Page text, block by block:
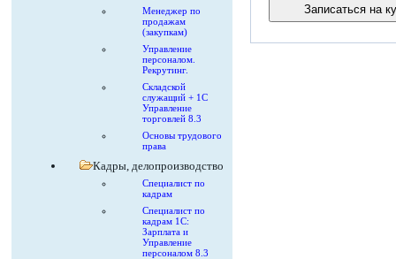
Менеджер по
продажам
(закупкам)
Управление
персоналом.
Рекрутинг.
Складской
служащий + 1С
Управление
торговлей 8.3
Основы трудового
права
Кадры, делопроизводство
Специалист по
кадрам
Специалист по
кадрам 1С:
Зарплата и
Управление
персоналом 8.3